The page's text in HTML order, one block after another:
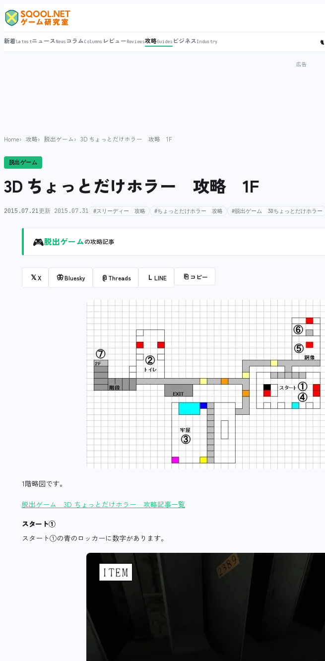
新着LatestニュースNews コラムColumns レビューReviews攻略Guides ビジネスIndustry 🐈
Home 攻略 脱出ゲーム 3D ちょっとだけホラー 攻略 1F
脱出ゲーム
3D ちょっとだけホラー 攻略 1F
2015.07.21更新 2015.07.31 #スリーディー 攻略 #ちょっとだけホラー 攻略 #脱出ゲーム 3Dちょっとだけホラー
🎮脱出ゲームの攻略記事
𝕏X 🦋Bluesky @ Threads L LINE ⎘ コピー
1階略図です。
脱出ゲーム 3D ちょっとだけホラー 攻略記事一覧
スタート①
スタート①の青のロッカーに数字があります。